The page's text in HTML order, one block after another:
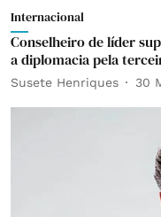
Internacional
Conselheiro de líder
a diplomacia pela
Susete Henriques 30